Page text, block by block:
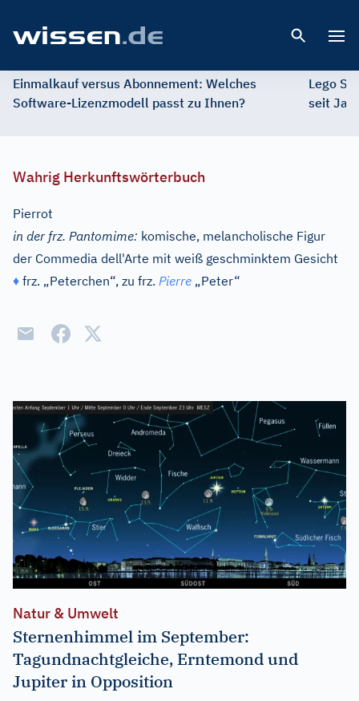
Einmalkauf versus Abonnement: Welches
Software-Lizenzmodell passt zu Ihnen?
Lego
seit
Wahrig Herkunftswörterbuch
Pierrot
in der frz. Pantomime: komische, melancholische Figur
der Commedia dell'Arte mit weiß geschminktem Gesicht
♦ frz. „Peterchen“, zu frz. Pierre „Peter“
Natur & Umwelt
Sternenhimmel im September:
Tagundnachtgleiche, Erntemond und
Jupiter in Opposition